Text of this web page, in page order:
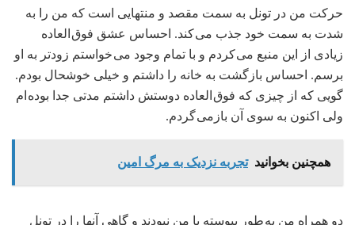
حرکت من در تونل به سمت مقصد و منتهایی است که من را به
شدت به سمت خود جذب می کند. احساس عشق فوق العاده
زیادی از این منبع می کردم و با تمام وجود می خواستم زودتر به او
برسم. احساس بازگشت به خانه را داشتم و خیلی خوشحال بودم.
گویی که از چیزی که فوق العاده دوستش داشتم مدتی جدا بوده ام
ولی اکنون به سوی آن بازمی گردم.
همچنین بخوانید تجربه نزدیک به مرگ امین
دو همراه من به طور پیوسته با من نبودند و گاهی آنها را در تونل